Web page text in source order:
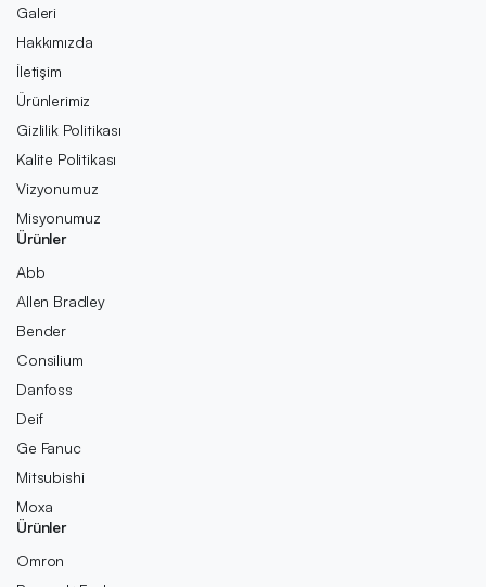
Galeri
Hakkımızda
İletişim
Ürünlerimiz
Gizlilik Politikası
Kalite Politikası
Vizyonumuz
Misyonumuz
Ürünler
Abb
Allen Bradley
Bender
Consilium
Danfoss
Deif
Ge Fanuc
Mitsubishi
Moxa
Ürünler
Omron